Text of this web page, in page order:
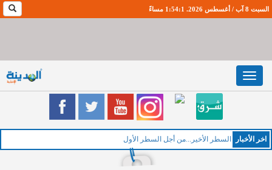
السبت 8 آب / أغسطس 2026. 1:54:2 مساءً
Toggle
navigation
اخر اﻷخبار الخ